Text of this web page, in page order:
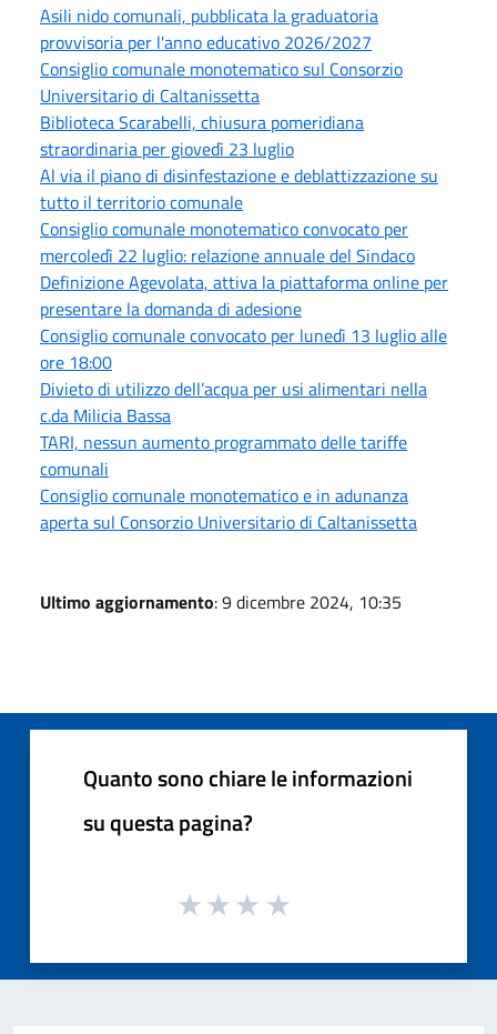
Asili nido comunali, pubblicata la graduatoria
provvisoria per l'anno educativo 2026/2027
Consiglio comunale monotematico sul Consorzio
Universitario di Caltanissetta
Biblioteca Scarabelli, chiusura pomeridiana
straordinaria per giovedì 23 luglio
Al via il piano di disinfestazione e deblattizzazione su
tutto il territorio comunale
Consiglio comunale monotematico convocato per
mercoledì 22 luglio: relazione annuale del Sindaco
Definizione Agevolata, attiva la piattaforma online per
presentare la domanda di adesione
Consiglio comunale convocato per lunedì 13 luglio alle
ore 18:00
Divieto di utilizzo dell’acqua per usi alimentari nella
c.da Milicia Bassa
TARI, nessun aumento programmato delle tariffe
comunali
Consiglio comunale monotematico e in adunanza
aperta sul Consorzio Universitario di Caltanissetta
Ultimo aggiornamento: 9 dicembre 2024, 10:35
Quanto sono chiare le informazioni
su questa pagina?